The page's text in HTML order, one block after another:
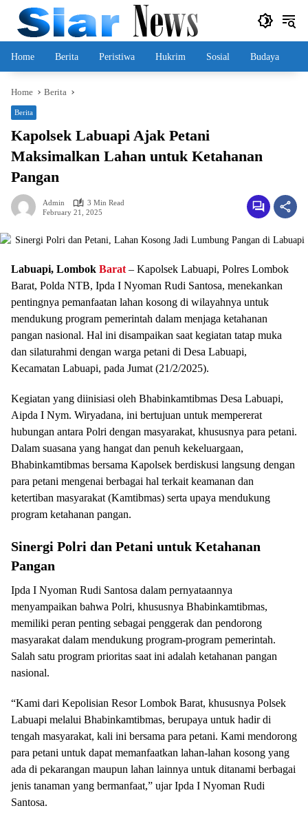
content
Home Berita Peristiwa Hukrim Sosial Budaya
Home Berita
Berita
Kapolsek Labuapi Ajak Petani
Maksimalkan Lahan untuk Ketahanan
Pangan
Admin
3 Min Read
February 21, 2025
Labuapi, Lombok Barat – Kapolsek Labuapi, Polres Lombok
Barat, Polda NTB, Ipda I Nyoman Rudi Santosa, menekankan
pentingnya pemanfaatan lahan kosong di wilayahnya untuk
mendukung program pemerintah dalam menjaga ketahanan
pangan nasional. Hal ini disampaikan saat kegiatan tatap muka
dan silaturahmi dengan warga petani di Desa Labuapi,
Kecamatan Labuapi, pada Jumat (21/2/2025).
Kegiatan yang diinisiasi oleh Bhabinkamtibmas Desa Labuapi,
Aipda I Nym. Wiryadana, ini bertujuan untuk mempererat
hubungan antara Polri dengan masyarakat, khususnya para petani.
Dalam suasana yang hangat dan penuh kekeluargaan,
Bhabinkamtibmas bersama Kapolsek berdiskusi langsung dengan
para petani mengenai berbagai hal terkait keamanan dan
ketertiban masyarakat (Kamtibmas) serta upaya mendukung
program ketahanan pangan.
Sinergi Polri dan Petani untuk Ketahanan
Pangan
Ipda I Nyoman Rudi Santosa dalam pernyataannya
menyampaikan bahwa Polri, khususnya Bhabinkamtibmas,
memiliki peran penting sebagai penggerak dan pendorong
masyarakat dalam mendukung program-program pemerintah.
Salah satu program prioritas saat ini adalah ketahanan pangan
nasional.
“Kami dari Kepolisian Resor Lombok Barat, khususnya Polsek
Labuapi melalui Bhabinkamtibmas, berupaya untuk hadir di
tengah masyarakat, kali ini bersama para petani. Kami mendorong
para petani untuk dapat memanfaatkan lahan-lahan kosong yang
ada di pekarangan maupun lahan lainnya untuk ditanami berbagai
jenis tanaman yang bermanfaat,” ujar Ipda I Nyoman Rudi
Santosa.